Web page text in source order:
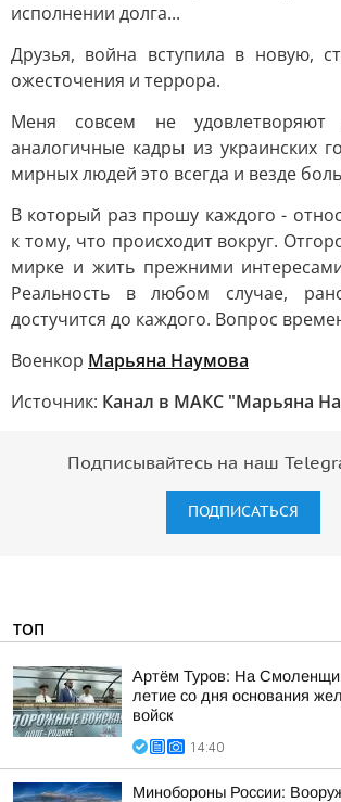
исполнении долга...
Друзья, война вступила в новую,
ожесточения и террора.
Меня совсем не
аналогичные кадры из украинских
мирных людей это всегда и везде
В который раз прошу каждого -
к тому, что происходит вокруг.
мирке и жить прежними
Реальность в любом случае,
достучится до каждого. Вопрос
Военкор Марьяна Наумова
Источник: Канал в МАКС "Марьяна
Подписывайтесь на наш
ПОДПИСАТЬСЯ
ТОП
Артём Туров: На
летие со дня основания
войск
14:40
Минобороны России: